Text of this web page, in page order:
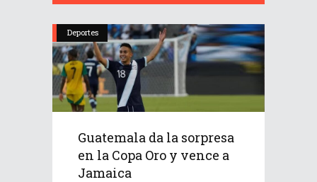
Deportes
Guatemala da la sorpresa
en la Copa Oro y vence a
Jamaica